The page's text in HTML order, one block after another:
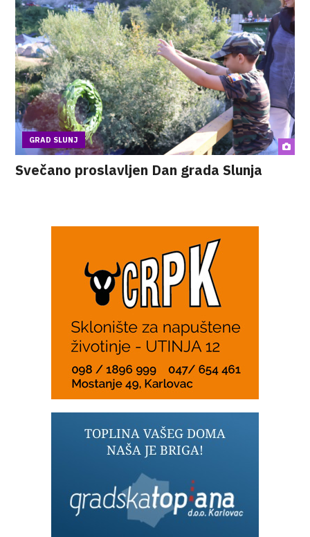
GRAD SLUNJ
Svečano proslavljen Dan grada Slunja